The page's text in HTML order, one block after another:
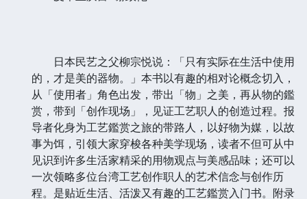
日本民艺之父柳宗悦说：「只有实际在生活中使用
的，才是美的器物。」本书以有趣的相对论概念切入，
从「使用者」角色出发，带出「物」之美，再从物的鑑
赏，带到「创作现场」，见证工艺职人的创造过程。报
导者化身为工艺鑑赏之旅的带路人，以好物为媒，以故
事为饵，引领大家穿梭各种美学现场，读者不但可从中
见识到许多生活家精采的用物观点与美感品味；还可以
一次领略多位台湾工艺创作职人的艺术信念与创作历
程。是贴近生活、活泼又有趣的工艺鑑赏入门书。附录